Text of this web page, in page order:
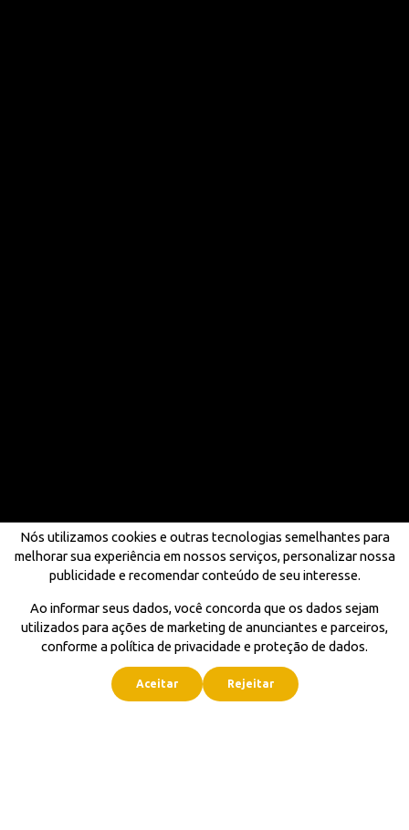
Nós utilizamos cookies e outras tecnologias semelhantes para
melhorar sua experiência em nossos serviços, personalizar nossa
publicidade e recomendar conteúdo de seu interesse.
Ao informar seus dados, você concorda que os dados sejam
utilizados para ações de marketing de anunciantes e parceiros,
conforme a política de privacidade e proteção de dados.
Aceitar Rejeitar